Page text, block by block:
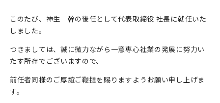
このたび、神生 幹の後任として代表取締役 社長に就任いた
しました。
つきましては、誠に微力ながら一意専心社業の発展に努力い
たす所存でございますので、
前任者同様のご厚誼ご鞭撻を賜りますようお願い申し上げま
す。